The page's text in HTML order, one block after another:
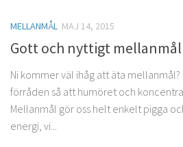
MELLANMÅL MAJ 14, 2015
Gott och nyttigt mellanmål
Ni kommer väl ihåg att äta
förråden så att humöret och
Mellanmål gör oss helt enkelt pigga
energi, vi...